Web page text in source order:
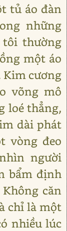
tủ áo đàn
những
tôi thường
một áo
Kim cương
võng mô
loé thẳng,
dài phát
vòng đeo
người
bẩm định
căn
chỉ là một
nhiều lúc